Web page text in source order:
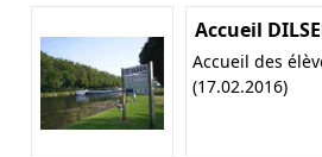
Accueil
Accueil des
(17.02.2016)